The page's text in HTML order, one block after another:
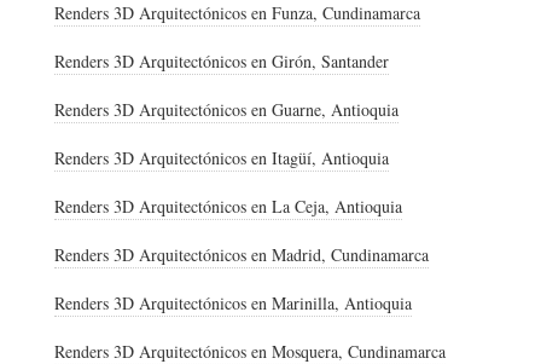
Renders 3D Arquitectónicos en Funza, Cundinamarca
Renders 3D Arquitectónicos en Girón, Santander
Renders 3D Arquitectónicos en Guarne, Antioquia
Renders 3D Arquitectónicos en Itagüí, Antioquia
Renders 3D Arquitectónicos en La Ceja, Antioquia
Renders 3D Arquitectónicos en Madrid, Cundinamarca
Renders 3D Arquitectónicos en Marinilla, Antioquia
Renders 3D Arquitectónicos en Mosquera, Cundinamarca